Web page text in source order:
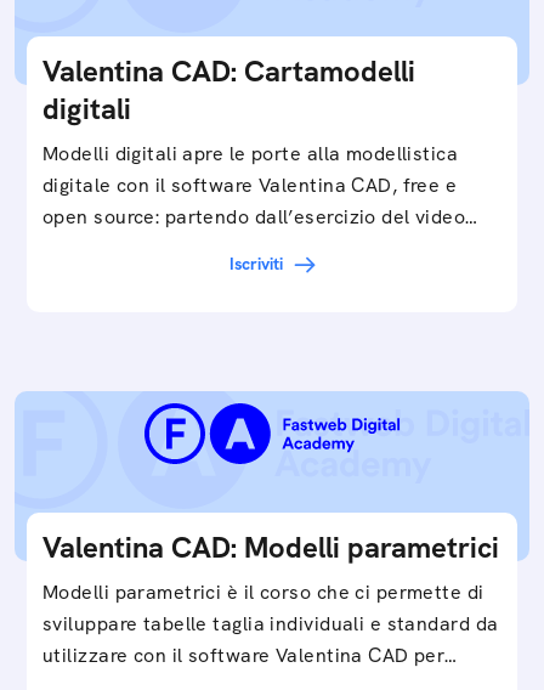
Valentina CAD: Cartamodelli
digitali
Modelli digitali apre le porte alla modellistica
digitale con il software Valentina CAD, free e
open source: partendo dall’esercizio del video…
Iscriviti
Valentina CAD: Modelli parametrici
Modelli parametrici è il corso che ci permette di
sviluppare tabelle taglia individuali e standard da
utilizzare con il software Valentina CAD per…